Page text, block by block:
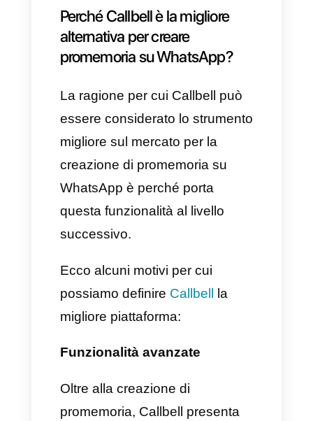
Una volta creato il promemoria,
la chat verrà chiusa fino alla
data impostata. In aggiunta a
questo, potrai anche filtrare le
altri promemoria all’interno della
sezione ‘Tutte le conversazioni’